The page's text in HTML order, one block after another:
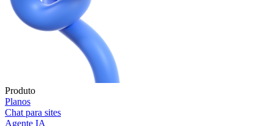
Produto
Planos
Chat para sites
Agente IA